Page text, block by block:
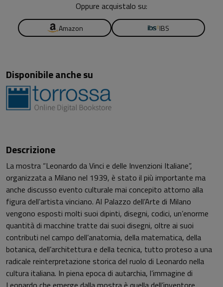
Oppure acquistalo su:
Amazon IBS
Disponibile anche su
Descrizione
La mostra “Leonardo da Vinci e delle Invenzioni Italiane”,
organizzata a Milano nel 1939, è stato il più importante ma
anche discusso evento culturale mai concepito attorno alla
figura dell’artista vinciano. Al Palazzo dell’Arte di Milano
vengono esposti molti suoi dipinti, disegni, codici, un’enorme
quantità di macchine tratte dai suoi disegni, oltre ai suoi
contributi nel campo dell’anatomia, della matematica, della
botanica, dell’architettura e della tecnica, tutto proteso a una
radicale reinterpretazione storica del ruolo di Leonardo nella
cultura italiana. In piena epoca di autarchia, l’immagine di